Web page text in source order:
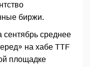
биржи.
сентябрь среднее
на хабе TTF
площадке